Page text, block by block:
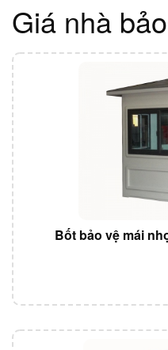
Giá nhà
Bốt bảo vệ mái